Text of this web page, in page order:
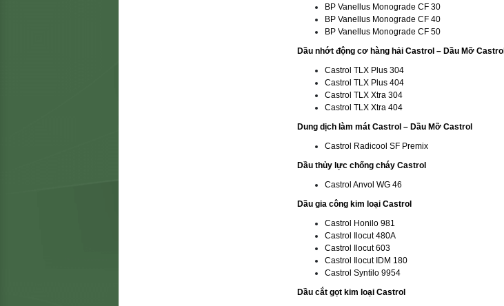
BP Vanellus Monograde CF 30
BP Vanellus Monograde CF 40
BP Vanellus Monograde CF 50
Dầu nhớt động cơ hàng hải Castrol – Dầu Mỡ Castrol
Castrol TLX Plus 304
Castrol TLX Plus 404
Castrol TLX Xtra 304
Castrol TLX Xtra 404
Dung dịch làm mát Castrol – Dầu Mỡ Castrol
Castrol Radicool SF Premix
Dầu thủy lực chống cháy Castrol
Castrol Anvol WG 46
Dầu gia công kim loại Castrol
Castrol Honilo 981
Castrol Ilocut 480A
Castrol Ilocut 603
Castrol Ilocut IDM 180
Castrol Syntilo 9954
Dầu cắt gọt kim loại Castrol